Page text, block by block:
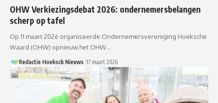
OHW Verkiezingsdebat 2026: ondernemersbelangen
scherp op tafel
Op 11 maart 2026 organiseerde Ondernemersvereniging Hoeksche
Waard (OHW) opnieuw het OHW…
Redactie Hoeksch Nieuws 17 maart 2026